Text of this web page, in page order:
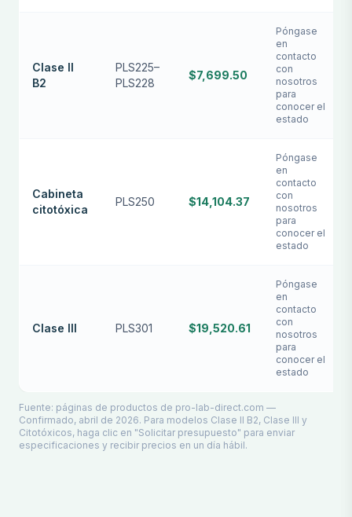
Clase II
B2
PLS225–
PLS228
$7,699.50
Póngase
en
contacto
con
nosotros
para
conocer el
estado
Cabineta
citotóxica
PLS250 $14,104.37
Póngase
en
contacto
con
nosotros
para
conocer el
estado
Clase III PLS301 $19,520.61
Póngase
en
contacto
con
nosotros
para
conocer el
estado
Fuente: páginas de productos de pro-lab-direct.com —
Confirmado, abril de 2026. Para modelos Clase II B2, Clase III y
Citotóxicos, haga clic en "Solicitar presupuesto" para enviar
especificaciones y recibir precios en un día hábil.